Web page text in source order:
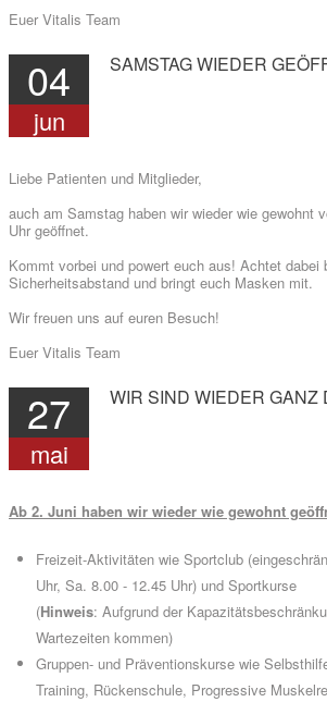
Euer Vitalis Team
04
jun
SAMSTAGWIEDER
Liebe Patienten und Mitglieder,
auch am Samstag haben wir wieder wie gewohnt
Uhr geöffnet.
Kommt vorbei und powert euch aus! Achtet dabei
Sicherheitsabstand und bringt euch Masken mit.
Wir freuen uns auf euren Besuch!
Euer Vitalis Team
27
mai
WIR SIND WIEDER GANZ
Ab 2. Juni haben wir wieder wie gewohnt
Freizeit-Aktivitäten wie Sportclub
Uhr, Sa. 8.00 - 12.45 Uhr) und Sportkurse
(Hinweis: Aufgrund der
Wartezeiten kommen)
Gruppen- und Präventionskurse wie
Training, Rückenschule, Progressive